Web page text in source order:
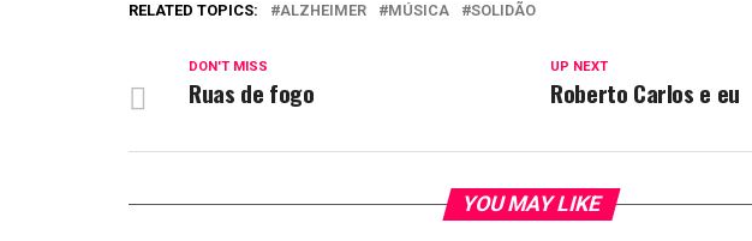
RELATED TOPICS: ALZHEIMER MÚSICA SOLIDÃO
UP NEXT
Roberto Carlos e eu
DON'T MISS
Ruas de fogo
YOU MAY LIKE